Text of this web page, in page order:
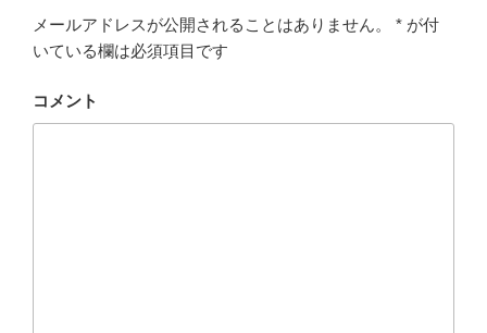
メールアドレスが公開されることはありません。 * が付
いている欄は必須項目です
コメント